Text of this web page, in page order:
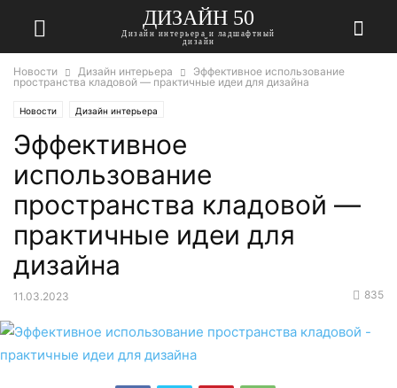
ДИЗАЙН 50
Дизайн интерьера и ладшафтный
дизайн
Новости Дизайн интерьера
Эффективное использование
пространства кладовой — практичные идеи для дизайна
Новости Дизайн интерьера
Эффективное
использование
пространства кладовой —
практичные идеи для
дизайна
11.03.2023 835